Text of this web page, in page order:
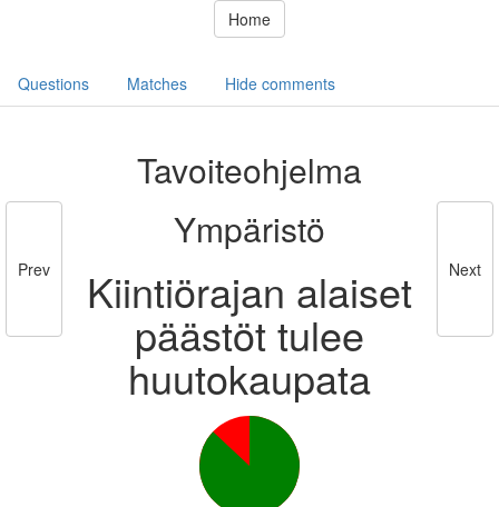
Home
Questions Matches Hide comments
Prev
Tavoiteohjelma
Ympäristö
Kiintiörajan alaiset
päästöt tulee
huutokaupata
Next